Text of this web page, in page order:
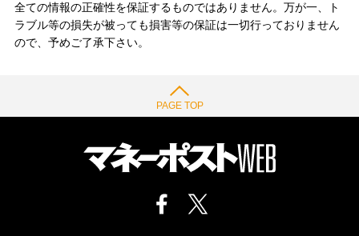
全ての情報の正確性を保証するものではありません。万が一、ト
ラブル等の損失が被っても損害等の保証は一切行っておりません
ので、予めご了承下さい。
PAGE TOP